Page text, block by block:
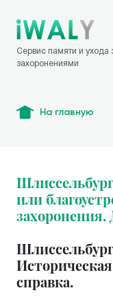
Сервис памяти и ухода
захоронениями
На главную
или
захоронения.
Историческая
справка.